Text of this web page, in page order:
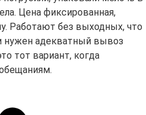
Цена фиксированная,
Работают без выходных, что
нужен адекватный вывоз
тот вариант, когда